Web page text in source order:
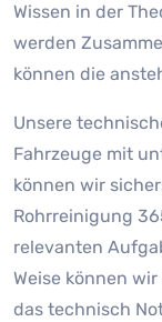
Wissen in der
werden
können die
Unsere
Fahrzeuge mit
können wir
Rohrreinigung
relevanten
Weise können
das technisch